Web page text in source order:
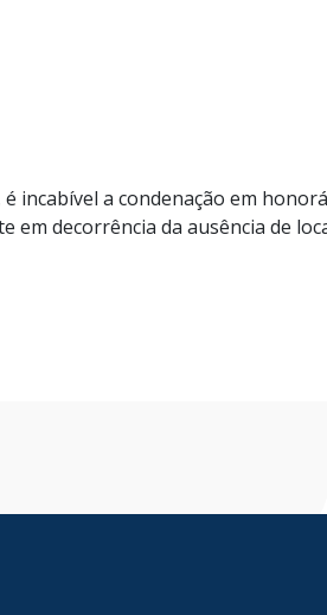
incabível a condenação em
decorrência da ausência de